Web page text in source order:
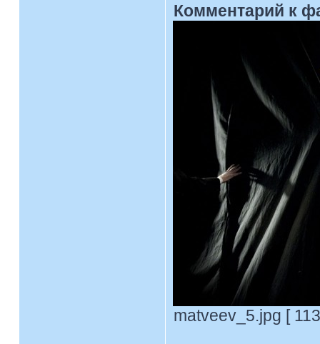
Комментарий к
matveev_5.jpg [